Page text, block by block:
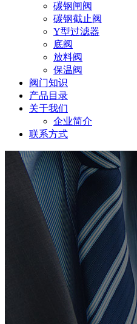
碳钢闸阀
碳钢截止阀
Y型过滤器
底阀
放料阀
保温阀
阀门知识
产品目录
关于我们
企业简介
联系方式